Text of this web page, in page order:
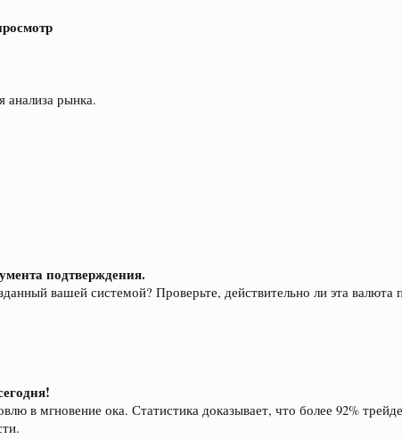
анализа рынка.
подтверждения.
вашей системой? Проверьте, действительно ли эта
в мгновение ока. Статистика доказывает, что более 92%